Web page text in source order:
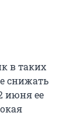
в таких
снижать
июня ее